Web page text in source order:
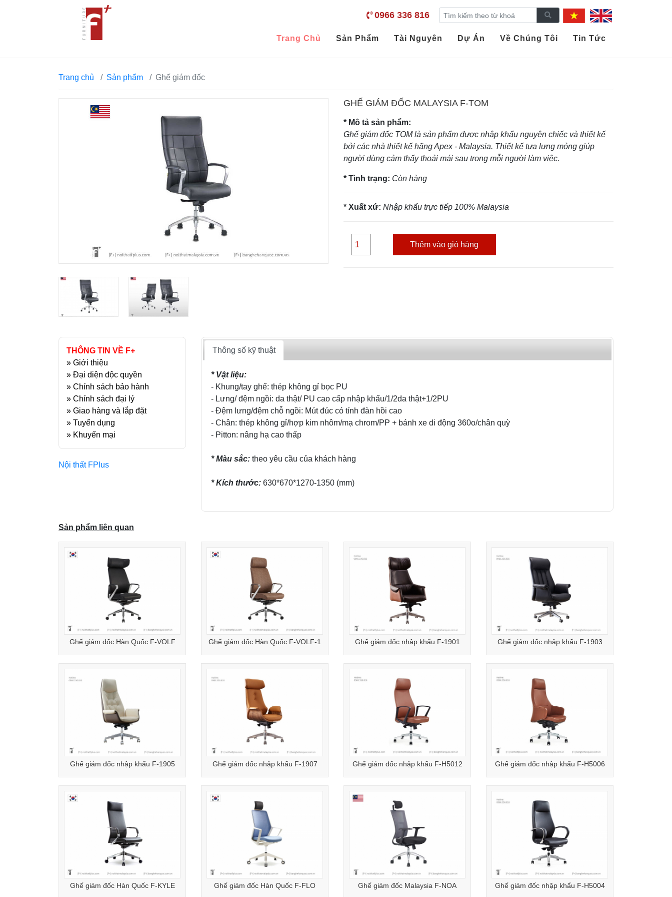
0966 336 816
Trang Chủ Sản Phẩm Tài Nguyên Dự Án Về Chúng Tôi Tin Tức
Trang chủ Sản phẩm Ghế giám đốc
GHẾ GIÁM ĐỐC MALAYSIA F-TOM
* Mô tả sản phẩm:
Ghế giám đốc TOM là sản phẩm được nhập khẩu nguyên chiếc và thiết kế
bởi các nhà thiết kế hãng Apex - Malaysia. Thiết kế tựa lưng mỏng giúp
người dùng cảm thấy thoải mái sau trong mỗi người làm việc.
* Tình trạng: Còn hàng
* Xuất xứ: Nhập khẩu trực tiếp 100% Malaysia
Thêm vào giỏ hàng
THÔNG TIN VỀ F+
» Giới thiệu
» Đại diện độc quyền
» Chính sách bảo hành
» Chính sách đại lý
» Giao hàng và lắp đặt
» Tuyển dụng
» Khuyến mại
Nội thất FPlus
Thông số kỹ thuật
* Vật liệu:
- Khung/tay ghế: thép không gỉ bọc PU
- Lưng/ đệm ngồi: da thật/ PU cao cấp nhập khẩu/1/2da thật+1/2PU
- Đệm lưng/đệm chỗ ngồi: Mút đúc có tính đàn hồi cao
- Chân: thép không gỉ/hợp kim nhôm/mạ chrom/PP + bánh xe di động 360o/chân quỳ
- Pitton: nâng hạ cao thấp
* Màu sắc: theo yêu cầu của khách hàng
* Kích thước: 630*670*1270-1350 (mm)
Sản phẩm liên quan
Ghế giám đốc Hàn Quốc F-VOLF Ghế giám đốc Hàn Quốc F-VOLF-1 Ghế giám đốc nhập khẩu F-1901 Ghế giám đốc nhập khẩu F-1903
Ghế giám đốc nhập khẩu F-1905 Ghế giám đốc nhập khẩu F-1907 Ghế giám đốc nhập khẩu F-H5012 Ghế giám đốc nhập khẩu F-H5006
Ghế giám đốc Hàn Quốc F-KYLE Ghế giám đốc Hàn Quốc F-FLO Ghế giám đốc Malaysia F-NOA Ghế giám đốc nhập khẩu F-H5004